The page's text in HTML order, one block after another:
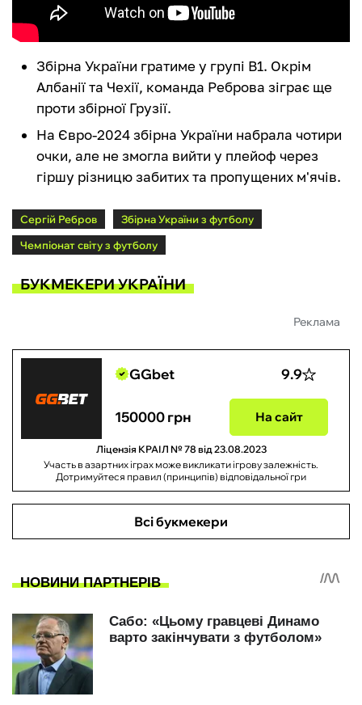
Збірна України гратиме у групі B1. Окрім
Албанії та Чехії, команда Реброва зіграє ще
проти збірної Грузії.
На Євро-2024 збірна України набрала чотири
очки, але не змогла вийти у плейоф через
гіршу різницю забитих та пропущених м'ячів.
Сергій Ребров
Збірна України з футболу
Чемпіонат світу з футболу
БУКМЕКЕРИ УКРАЇНИ
Реклама
GGbet 9.9
150000 грн На сайт
Ліцензія КРАІЛ № 78 від 23.08.2023
Участь в азартних іграх може викликати ігрову залежність.
Дотримуйтеся правил (принципів) відповідальної гри
Всі букмекери